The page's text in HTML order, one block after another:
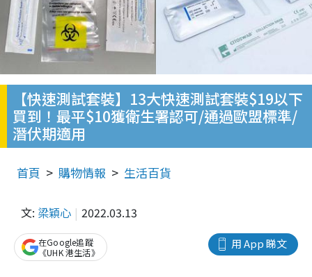
【快速測試套裝】13大快速測試套裝$19以下
買到！最平$10獲衛生署認可/通過歐盟標準/
潛伏期適用
首頁 購物情報 生活百貨
文: 梁穎心 2022.03.13
用 App 睇文
在Google追蹤
《UHK 港生活》